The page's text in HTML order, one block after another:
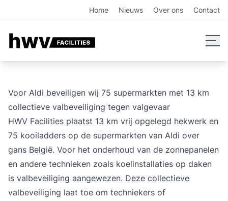
Collectieve valbeveiliging voor Aldi: 75 supermarkten
Home Nieuws Over ons Contact
Voor Aldi beveiligen wij 75 supermarkten met 13 km
collectieve valbeveiliging tegen valgevaar
HWV Facilities plaatst 13 km vrij opgelegd hekwerk en
75 kooiladders op de supermarkten van Aldi over
gans België. Voor het onderhoud van de zonnepanelen
en andere technieken zoals koelinstallaties op daken
is valbeveiliging aangewezen. Deze collectieve
valbeveiliging laat toe om techniekers of